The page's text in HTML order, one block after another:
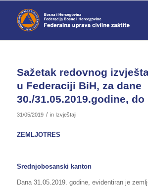
Sažetak redovnog
u Federaciji BiH, za dane
30./31.05.2019.godine, do
31/05/2019 / in Izvještaji
ZEMLJOTRES
Srednjobosanski kanton
Dana 31.05.2019. godine, evidentiran je